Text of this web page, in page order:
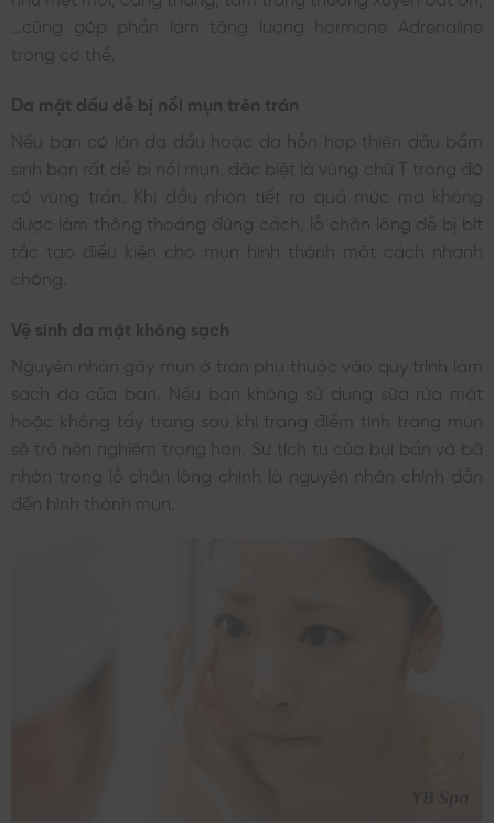
…cũng góp phần làm tăng lượng hormone Adrenaline
trong cơ thể.
Da mặt dầu dễ bị nổi mụn trên trán
Nếu bạn có làn da dầu hoặc da hỗn hợp thiên dầu bẩm
sinh bạn rất dễ bị nổi mụn, đặc biệt là vùng chữ T trong đó
có vùng trán. Khi dầu nhờn tiết ra quá mức mà không
được làm thông thoáng đúng cách, lỗ chân lông dễ bị bít
tắc tạo điều kiện cho mụn hình thành một cách nhanh
chóng.
Vệ sinh da mặt không sạch
Nguyên nhân gây mụn ở trán phụ thuộc vào quy trình làm
sạch da của bạn. Nếu bạn không sử dụng sữa rửa mặt
hoặc không tẩy trang sau khi trang điểm tình trạng mụn
sẽ trở nên nghiêm trọng hơn. Sự tích tụ của bụi bẩn và bã
nhờn trong lỗ chân lông chính là nguyên nhân chính dẫn
đến hình thành mụn.